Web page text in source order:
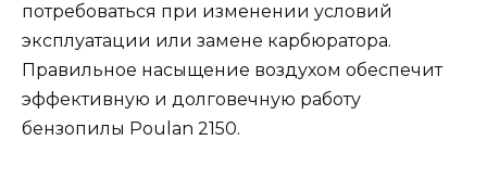
потребоваться при изменении условий
эксплуатации или замене карбюратора.
Правильное насыщение воздухом обеспечит
эффективную и долговечную работу
бензопилы Poulan 2150.